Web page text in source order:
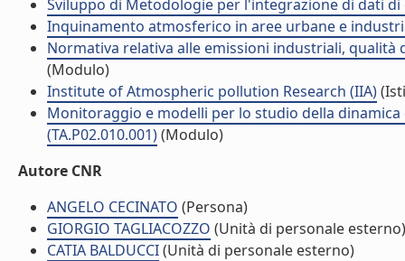
Sviluppo di Metodologie per l'integrazione di dati di
Inquinamento atmosferico in aree urbane e
Normativa relativa alle emissioni industriali, qualità
(Modulo)
Institute of Atmospheric pollution Research (IIA)
Monitoraggio e modelli per lo studio della
(TA.P02.010.001)(Modulo)
Autore CNR
ANGELO CECINATO (Persona)
GIORGIO TAGLIACOZZO (Unità di personale esterno)
CATIA BALDUCCI(Unità di personale esterno)